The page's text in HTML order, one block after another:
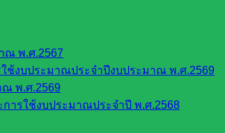
ณ พ.ศ.2567
ช้งบประมาณประจำปีงบประมาณ พ.ศ.2569
พ.ศ.2569
ารใช้งบประมาณประจำปี พ.ศ.2568